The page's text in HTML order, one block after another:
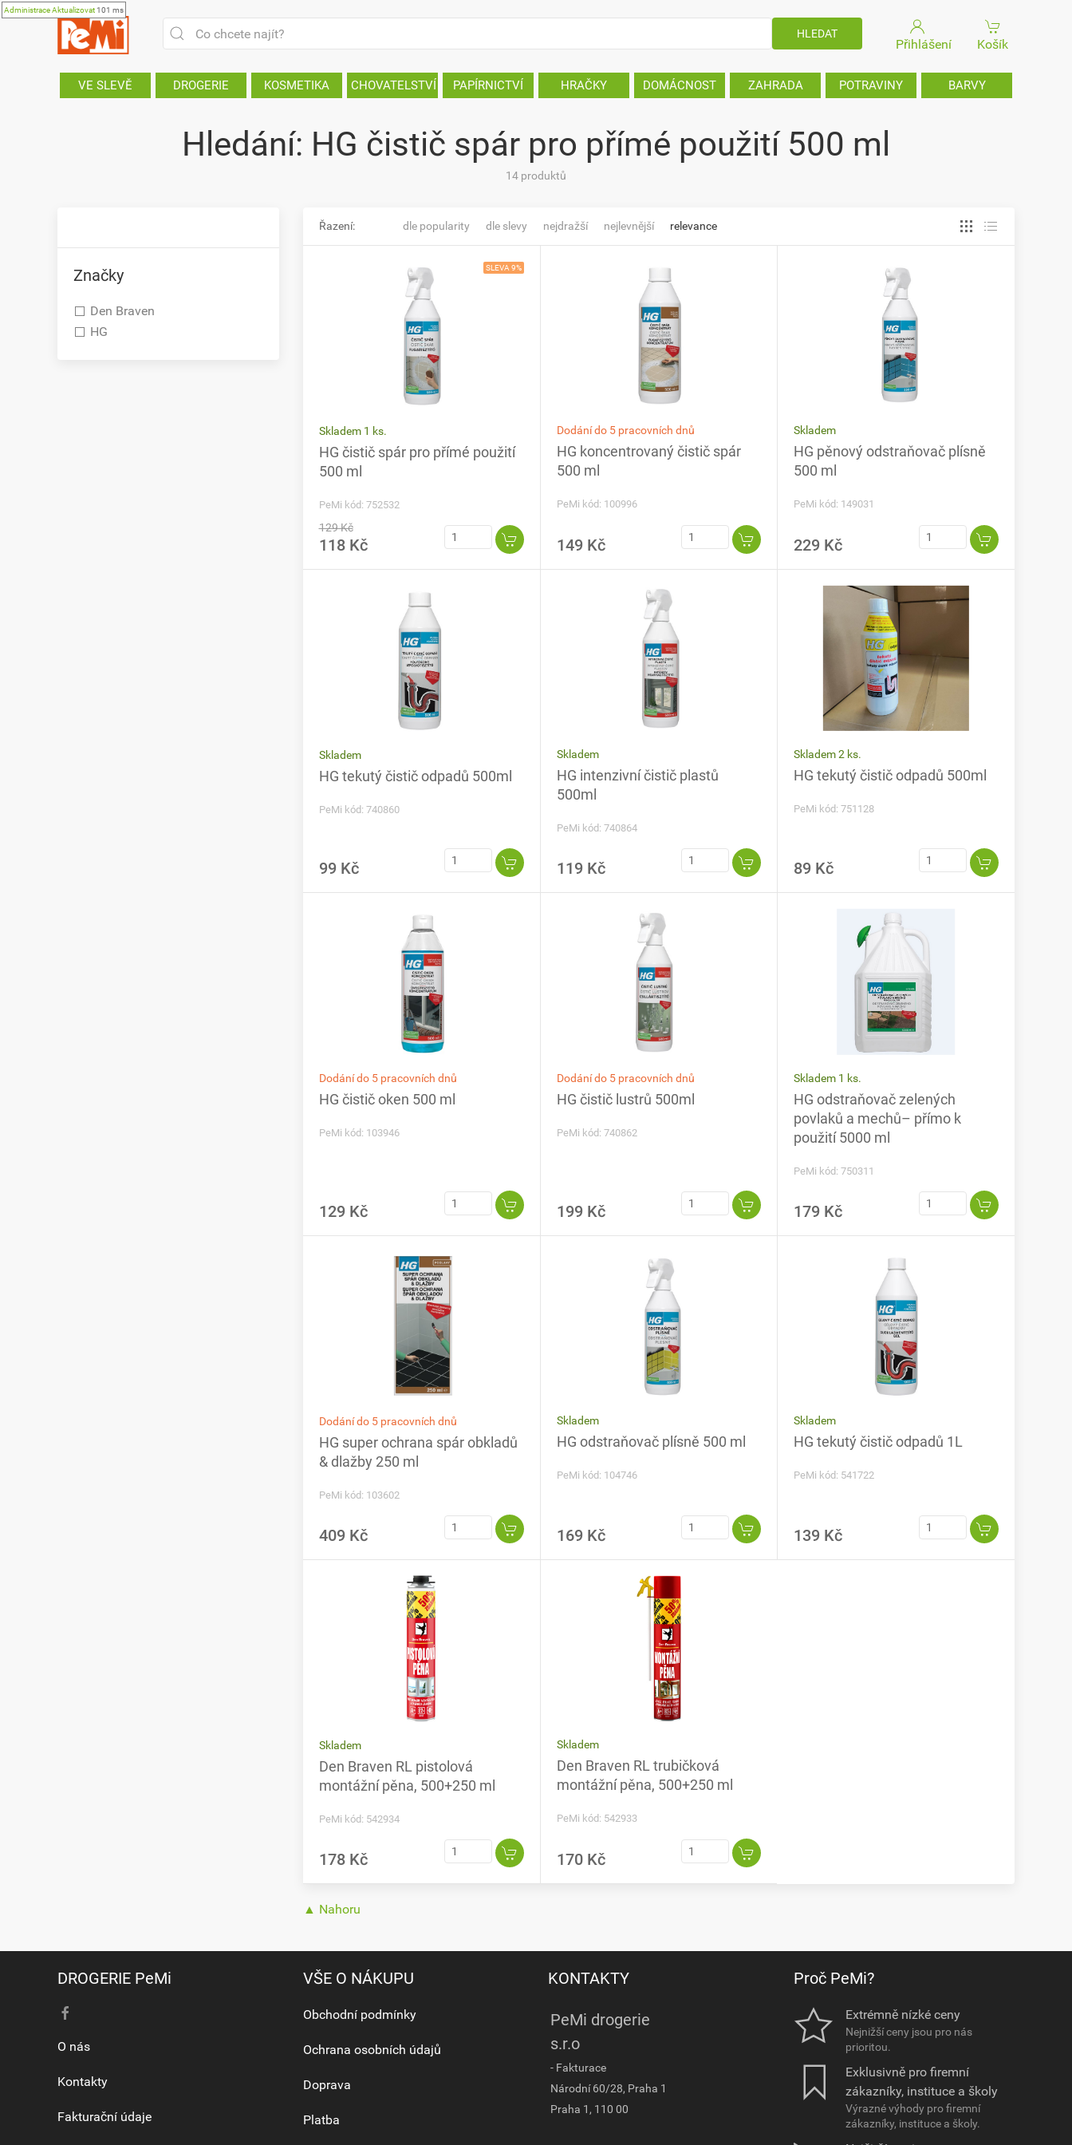
AdministraceAktualizovat101 ms
Přihlášení Košík
VE SLEVĚ DROGERIE KOSMETIKA CHOVATELSTVÍ PAPÍRNICTVÍ HRAČKY DOMÁCNOST ZAHRADA POTRAVINY BARVY
Hledání: HG čistič spár pro přímé použití 500 ml
14 produktů
Značky
Den Braven
HG
Řazení: dle popularity dle slevy nejdražší nejlevnější relevance
SLEVA 9%
Skladem 1 ks.
HG čistič spár pro přímé použití
500 ml
PeMi kód: 752532
129 Kč
118 Kč
Dodání do 5 pracovních dnů
HG koncentrovaný čistič spár
500 ml
PeMi kód: 100996
149 Kč
Skladem
HG pěnový odstraňovač plísně
500 ml
PeMi kód: 149031
229 Kč
Skladem
HG tekutý čistič odpadů 500ml
PeMi kód: 740860
99 Kč
Skladem
HG intenzivní čistič plastů
500ml
PeMi kód: 740864
119 Kč
Skladem 2 ks.
HG tekutý čistič odpadů 500ml
PeMi kód: 751128
89 Kč
Dodání do 5 pracovních dnů
HG čistič oken 500 ml
PeMi kód: 103946
129 Kč
Dodání do 5 pracovních dnů
HG čistič lustrů 500ml
PeMi kód: 740862
199 Kč
Skladem 1 ks.
HG odstraňovač zelených
povlaků a mechů– přímo k
použití 5000 ml
PeMi kód: 750311
179 Kč
Dodání do 5 pracovních dnů
HG super ochrana spár obkladů
& dlažby 250 ml
PeMi kód: 103602
409 Kč
Skladem
HG odstraňovač plísně 500 ml
PeMi kód: 104746
169 Kč
Skladem
HG tekutý čistič odpadů 1L
PeMi kód: 541722
139 Kč
Skladem
Den Braven RL pistolová
montážní pěna, 500+250 ml
PeMi kód: 542934
178 Kč
Skladem
Den Braven RL trubičková
montážní pěna, 500+250 ml
PeMi kód: 542933
170 Kč
▲ Nahoru
DROGERIE PeMi
O nás
Kontakty
Fakturační údaje
VŠE O NÁKUPU
Obchodní podmínky
Ochrana osobních údajů
Doprava
Platba
KONTAKTY
PeMi drogerie
s.r.o
- Fakturace
Národní 60/28, Praha 1
Praha 1, 110 00
Proč PeMi?
Extrémně nízké ceny
Nejnižší ceny jsou pro nás
prioritou.
Exklusivně pro firemní
zákazníky, instituce a školy
Výrazné výhody pro firemní
zákazníky, instituce a školy.